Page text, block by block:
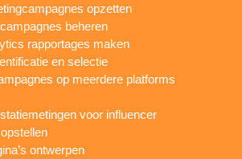
opzetten
beheren
rapportages maken
en selectie
op meerdere platforms
voor influencer
ontwerpen